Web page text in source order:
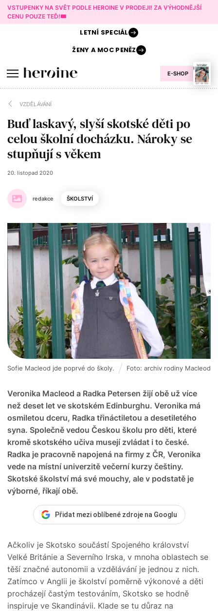
VSTUPENKY NA SVĚT PODLE HEROINE V PRODEJI! ZA VÝHODNĚJŠÍ
CENU POUZE TEĎ!🎟️
E-SHOP
LETNÍ SPECIÁL
ŽENY AMOC PENĚZ
VZDĚLÁVÁNÍ
Buď laskavý, slyší skotské děti po
celou školní docházku. Nároky se
stupňují s věkem
redakce
20. listopad 2020
ŠKOLSTVÍ
Veronika Macleod a Radka Petersen žijí obě už více
než deset let ve skotském Edinburghu. Veronika má
osmiletou dceru, Radka třináctiletou a desetiletého
syna. Společně vedou Českou školu pro děti, které
kromě skotského učiva musejí zvládat i to české.
Radka je pracovně napojená na firmy z ČR, Veronika
vede na místní univerzitě večerní kurzy češtiny.
Skotské školství má své mouchy, ale v podstatě je
výborné, říkají obě.
Sofie Macleod jde poprvé do školy. Foto: archiv rodiny Macleod
Přidat mezi oblíbené zdroje na Googlu
Ačkoliv je Skotsko součástí Spojeného království
Velké Británie a Severního Irska, v mnoha oblastech se
těší značné autonomii a vzdělávání je jednou z nich.
Zatímco v Anglii je školství poměrně výkonové a děti
procházejí častým testováním, Skotsko se hodně
inspiruje ve Skandinávii. Klade se tu důraz na